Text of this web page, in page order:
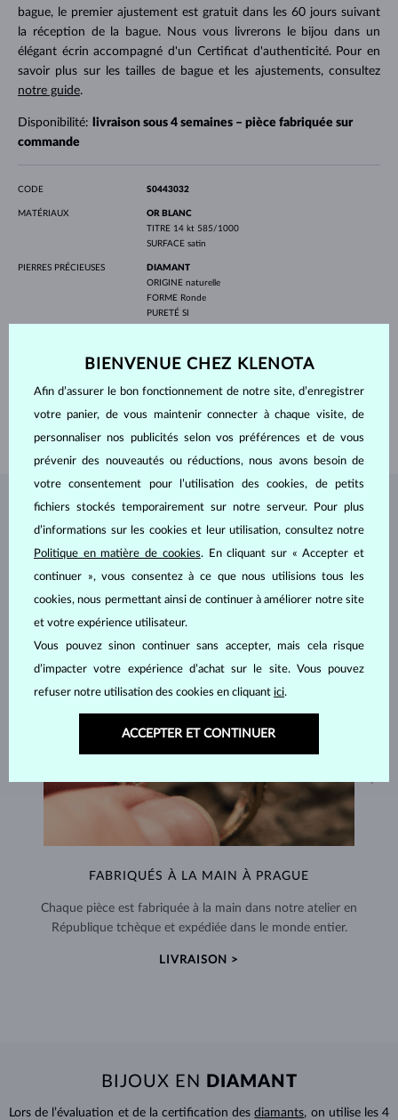
bague, le premier ajustement est gratuit dans les 60 jours suivant
la réception de la bague. Nous vous livrerons le bijou dans un
élégant écrin accompagné d'un Certificat d'authenticité. Pour en
savoir plus sur les tailles de bague et les ajustements, consultez
notre guide.
Disponibilité:
livraison sous 4 semaines – pièce fabriquée sur
commande
CODE S0443032
MATÉRIAUX
OR BLANC
TITRE 14 kt 585/1000
SURFACE satin
PIERRES PRÉCIEUSES
DIAMANT
ORIGINE naturelle
FORME Ronde
PURETÉ SI
POIDS0.15 ct
BIJOUX DEL'ATELIER KLENOTA
FABRIQUÉS À LA MAIN À PRAGUE
Chaque pièce est fabriquée à la main dans notre atelier en
République tchèque et expédiée dans le monde entier.
LIVRAISON >
BIJOUX EN DIAMANT
Lors de l’évaluation et de la certification desdiamants, on utilise les 4
BIENVENUE CHEZ KLENOTA
Afin d’assurer le bon fonctionnement de notre site, d’enregistrer
votre panier, de vous maintenir connecter à chaque visite, de
personnaliser nos publicités selon vos préférences et de vous
prévenir des nouveautés ou réductions, nous avons besoin de
votre consentement pour l’utilisation des cookies, de petits
fichiers stockés temporairement sur notre serveur. Pour plus
d’informations sur les cookies et leur utilisation, consultez notre
Politique en matière de cookies. En cliquant sur « Accepter et
continuer », vous consentez à ce que nous utilisions tous les
cookies, nous permettant ainsi de continuer à améliorer notre site
et votre expérience utilisateur.
Vous pouvez sinon continuer sans accepter, mais cela risque
d’impacter votre expérience d’achat sur le site. Vous pouvez
refuser notre utilisation des cookies en cliquant ici.
ACCEPTER ET CONTINUER